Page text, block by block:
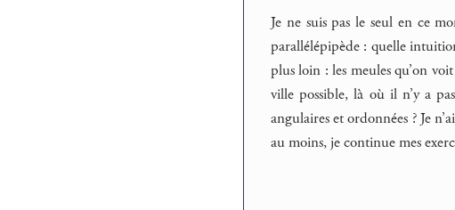
Je ne suis pas le seul en ce
parallélépipède : quelle
plus loin : les meules qu’on
ville possible, là où il n’y a
angulaires et ordonnées ? Je
au moins, je continue mes